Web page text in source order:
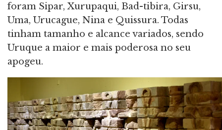
foram Sipar, Xurupaqui, Bad-tibira, Girsu,
Uma, Urucague, Nina e Quissura. Todas
tinham tamanho e alcance variados, sendo
Uruque a maior e mais poderosa no seu
apogeu.